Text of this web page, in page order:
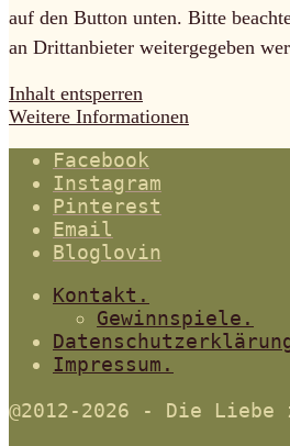
auf den Button unten. Bitte
an Drittanbieter weitergegeben
Inhalt entsperren
Weitere Informationen
Facebook
Instagram
Pinterest
Email
Bloglovin
Kontakt.
Gewinnspiele.
Impressum.
@2012-2026 - Die Liebe